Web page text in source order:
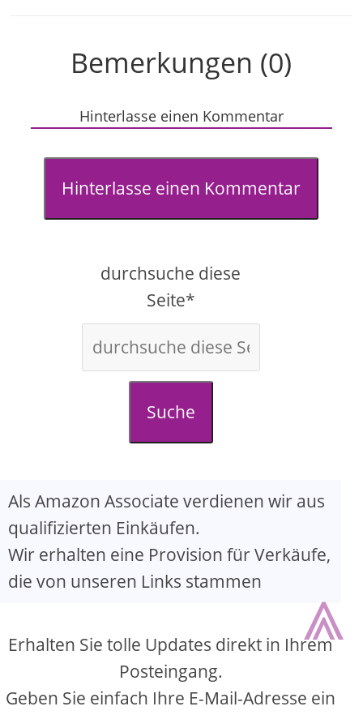
Bemerkungen (0)
Hinterlasse einen Kommentar
Hinterlasse einen Kommentar
durchsuche diese
Seite*
Suche
Als Amazon Associate verdienen wir aus
qualifizierten Einkäufen.
Wir erhalten eine Provision für Verkäufe,
die von unseren Links stammen
Erhalten Sie tolle Updates direkt in Ihrem
Posteingang.
Geben Sie einfach Ihre E-Mail-Adresse ein
⩓